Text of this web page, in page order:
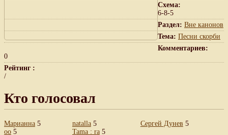
Схема:
6-8-5
Раздел: Вне канонов
Тема: Песни скорби
Комментариев:
0
Рейтинг :
/
Кто голосовал
Марианна 5
оо 5
natalla5
Tama : ra5
Сергей Дунев 5